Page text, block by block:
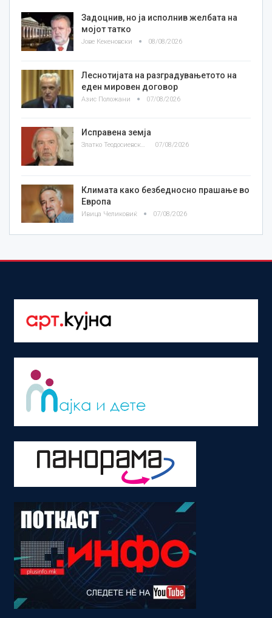
Задоцнив, но ја исполнив желбата на
мојот татко
Јове Кекеновски 08/08/2026
Леснотијата на разградувањетото на
еден мировен договор
Азис Положани 07/08/2026
Исправена земја
Златко Теодосиевски 07/08/2026
Климата како безбедносно прашање во
Европа
Ивица Челиковиќ 07/08/2026